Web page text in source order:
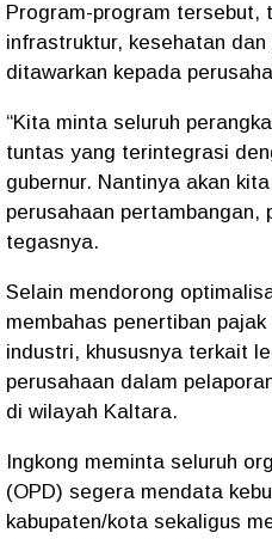
Program-program tersebut,
infrastruktur, kesehatan
ditawarkan kepada
“Kita minta seluruh
tuntas yang terintegrasi
gubernur. Nantinya akan
perusahaan pertambangan,
tegasnya.
Selain mendorong
membahas penertiban
industri, khususnya terkait
perusahaan dalam
di wilayah Kaltara.
Ingkong meminta seluruh
(OPD) segera mendata
kabupaten/kota sekaligus